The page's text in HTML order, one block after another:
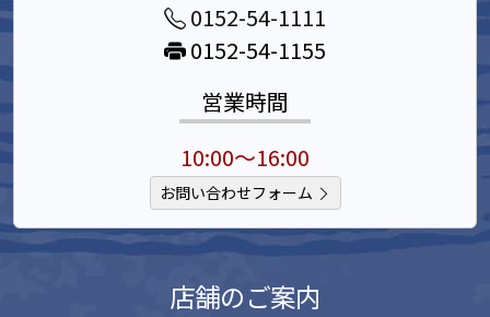
0152-54-1111
0152-54-1155
営業時間
10:00～16:00
お問い合わせフォーム
店舗のご案内